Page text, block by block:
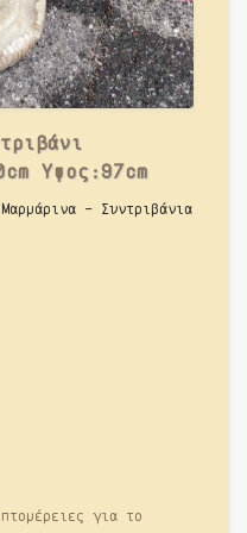
Υψος:97cm
- Συντριβάνια
για το